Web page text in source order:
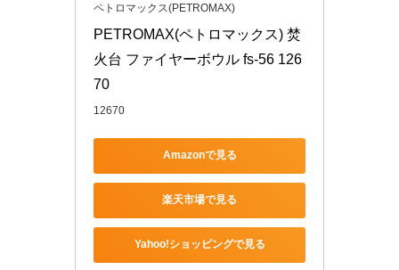
ペトロマックス(PETROMAX)
PETROMAX(ペトロマックス) 焚
火台 ファイヤーボウル fs-56 126
70
12670
Amazonで見る
楽天市場で見る
Yahoo!ショッピングで見る